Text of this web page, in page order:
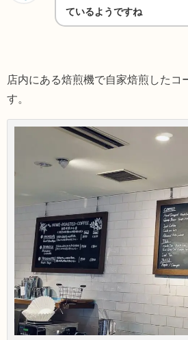
ているようですね
店内にある焙煎機で自家焙煎したコ
す。